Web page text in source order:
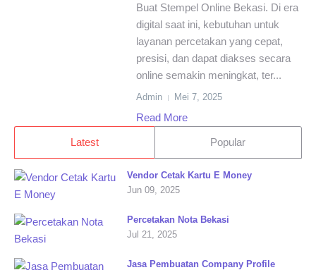
Buat Stempel Online Bekasi. Di era
digital saat ini, kebutuhan untuk
layanan percetakan yang cepat,
presisi, dan dapat diakses secara
online semakin meningkat, ter...
Admin Mei 7, 2025
Read More
Latest Popular
Vendor Cetak Kartu E Money
Jun 09, 2025
Percetakan Nota Bekasi
Jul 21, 2025
Jasa Pembuatan Company Profile